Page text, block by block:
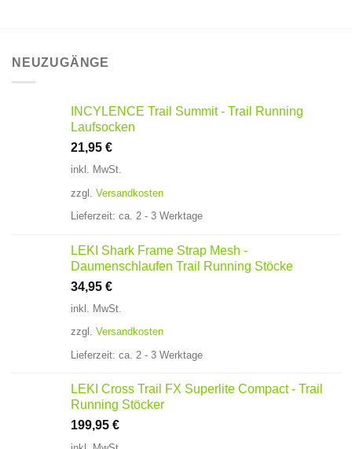
NEUZUGÄNGE
INCYLENCE Trail Summit - Trail Running
Laufsocken
21,95 €
inkl. MwSt.
zzgl. Versandkosten
Lieferzeit: ca. 2 - 3 Werktage
LEKI Shark Frame Strap Mesh -
Daumenschlaufen Trail Running Stöcke
34,95 €
inkl. MwSt.
zzgl. Versandkosten
Lieferzeit: ca. 2 - 3 Werktage
LEKI Cross Trail FX Superlite Compact - Trail
Running Stöcker
199,95 €